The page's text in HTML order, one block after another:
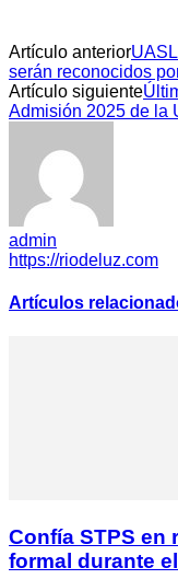
Artículo anterior
serán reconocidos
Artículo siguiente
Admisión 2025 de la
admin
https://riodeluz.com
Artículos
Confía STPS en
formal durante